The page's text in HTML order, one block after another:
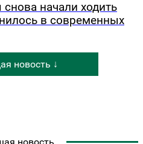
начали ходить
в современных
новость ↓